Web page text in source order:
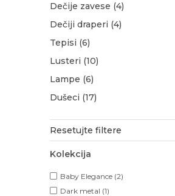
Dečije zavese (4)
Dečiji draperi (4)
Tepisi (6)
Lusteri (10)
Lampe (6)
Dušeci (17)
Resetujte filtere
Kolekcija
Baby Elegance (2)
Dark metal (1)